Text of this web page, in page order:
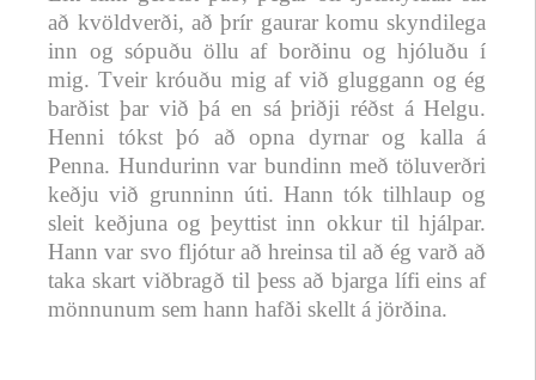
að kvöldverði, að þrír gaurar komu skyndilega
inn og sópuðu öllu af borðinu og hjóluðu í
mig. Tveir króuðu mig af við gluggann og ég
barðist þar við þá en sá þriðji réðst á Helgu.
Henni tókst þó að opna dyrnar og kalla á
Penna. Hundurinn var bundinn með töluverðri
keðju við grunninn úti. Hann tók tilhlaup og
sleit keðjuna og þeyttist inn okkur til hjálpar.
Hann var svo fljótur að hreinsa til að ég varð að
taka skart viðbragð til þess að bjarga lífi eins af
mönnunum sem hann hafði skellt á jörðina.